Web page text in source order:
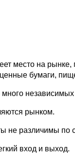
место на рынке,
бумаги,
рынком.
различимы по
вход и выход.